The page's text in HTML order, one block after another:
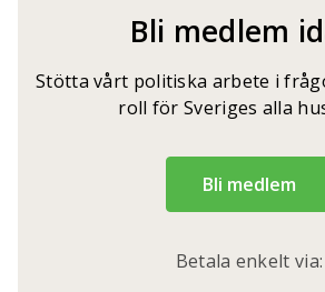
Bli medlem
Stötta vårt politiska arbete i
roll för Sveriges alla
Bli medlem
Betala enkelt via: